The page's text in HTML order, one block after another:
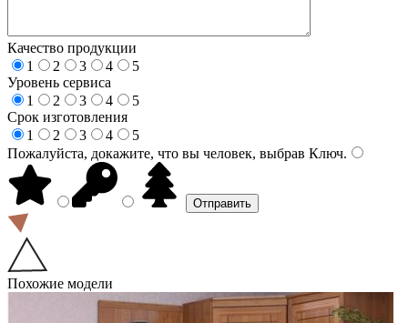
Качество продукции
1
2 3 4
5
Уровень сервиса
1
2 3 4
5
Срок изготовления
1
2 3 4
5
Пожалуйста, докажите, что вы человек, выбрав Ключ.
Похожие модели